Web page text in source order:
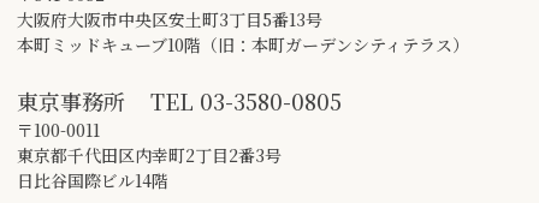
大阪府大阪市中央区安土町3丁目5番13号
本町ミッドキューブ10階（旧：本町ガーデンシティテラス）
東京事務所 TEL 03-3580-0805
〒100-0011
東京都千代田区内幸町2丁目2番3号
日比谷国際ビル14階